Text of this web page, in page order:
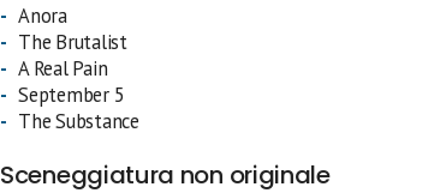
Anora
The Brutalist
A Real Pain
September 5
The Substance
Sceneggiatura non originale